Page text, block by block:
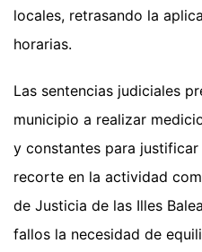
locales, retrasando la
horarias.
Las sentencias judiciales
municipio a realizar
y constantes para
recorte en la actividad
de Justicia de las Illes
fallos la necesidad de